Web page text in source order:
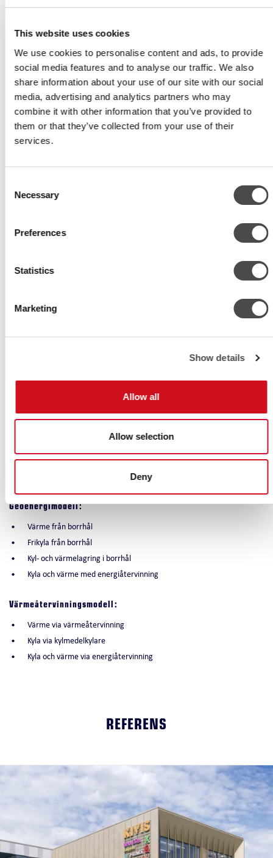
This website uses cookies
We use cookies to personalise content and ads, to provide
social media features and to analyse our traffic. We also
share information about your use of our site with our social
media, advertising and analytics partners who may
combine it with other information that you’ve provided to
them or that they’ve collected from your use of their
services.
Selection
Necessary
Preferences
Statistics
Marketing
Show details
Allow all
Allow selection
Deny
Helhetslösningen kan utrustas med ett brett urval av tillbehör för
fastighetens specifika krav vad gäller vattensystem, automation, elektrisk
utrustning och andra tilläggsfunktioner.
Säkerhetskoncept
Säkerhetskonceptet för inomhusinstallerade NovaDual32 är utvecklat för
A2L och A3 köldmedier. Beroende på fastigheten kan säkerhetskonceptet
maskinrummet eller med en sugande fläkt för ventilering utomhus.
höljet.
I produktvalsprogrammet finns säkerhetskonceptet beskrivet. Aggregatets
Vi ser efter alla våra system under hela deras hela livscykel. Via vår IoT-
baserade fjärrövervakning kan vi följa aggregatet i realtid, optimera
Värmepumpen finns i två olika modeller beroende på värmekälla:
geoenergi eller värmeåtervinning.
Vid uppvärmning hämtar värmepumpen energi från värmekällan (borrhål
Vid kombinerad drift återanvänds den värme som alstras vid kylning för
Geoenergimodell:
Värme från borrhål
Frikyla från borrhål
Kyl- och värmelagring i borrhål
Kyla och värme med energiåtervinning
Värmeåtervinningsmodell:
Värme via värmeåtervinning
Kyla via kylmedelkylare
Kyla och värme via energiåtervinning
REFERENS